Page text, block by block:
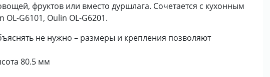
фруктов или вместо дуршлага. Сочетается с кухонным
G6101, Oulin OL-G6201.
не нужно – размеры и крепления позволяют
80.5 мм